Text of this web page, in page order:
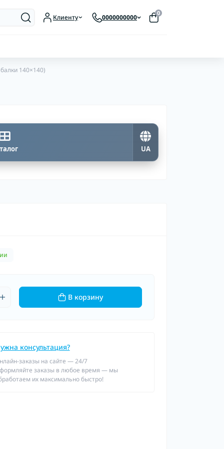
Клиенту 0000000000 0
140×140)
UA
В корзину
консультация?
заказы на сайте — 24/7
заказы в любое время — мы
их максимально быстро!